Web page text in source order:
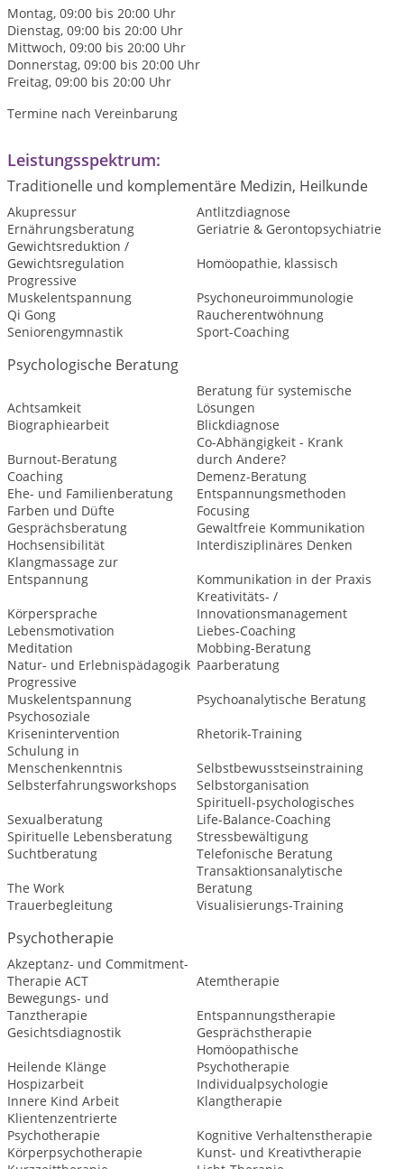
Montag, 09:00 bis 20:00 Uhr
Dienstag, 09:00 bis 20:00 Uhr
Mittwoch, 09:00 bis 20:00 Uhr
Donnerstag, 09:00 bis 20:00 Uhr
Freitag, 09:00 bis 20:00 Uhr
Termine nach Vereinbarung
Leistungsspektrum:
Traditionelle und komplementäre Medizin, Heilkunde
Akupressur
Antlitzdiagnose
Ernährungsberatung
Geriatrie & Gerontopsychiatrie
Gewichtsreduktion /
Gewichtsregulation
Homöopathie, klassisch
Progressive
Muskelentspannung
Psychoneuroimmunologie
Qi Gong
Raucherentwöhnung
Seniorengymnastik
Sport-Coaching
Psychologische Beratung
Achtsamkeit
Beratung für systemische
Lösungen
Biographiearbeit
Blickdiagnose
Burnout-Beratung
Co-Abhängigkeit - Krank
durch Andere?
Coaching
Demenz-Beratung
Ehe- und Familienberatung
Entspannungsmethoden
Farben und Düfte
Focusing
Gesprächsberatung
Gewaltfreie Kommunikation
Hochsensibilität
Interdisziplinäres Denken
Klangmassage zur
Entspannung
Kommunikation in der Praxis
Körpersprache
Kreativitäts- /
Innovationsmanagement
Lebensmotivation
Liebes-Coaching
Meditation
Mobbing-Beratung
Natur- und Erlebnispädagogik Paarberatung
Progressive
Muskelentspannung
Psychoanalytische Beratung
Psychosoziale
Krisenintervention
Rhetorik-Training
Schulung in
Menschenkenntnis
Selbstbewusstseinstraining
Selbsterfahrungsworkshops
Selbstorganisation
Sexualberatung
Spirituell-psychologisches
Life-Balance-Coaching
Spirituelle Lebensberatung
Stressbewältigung
Suchtberatung
Telefonische Beratung
The Work
Transaktionsanalytische
Beratung
Trauerbegleitung
Visualisierungs-Training
Psychotherapie
Akzeptanz- und Commitment-
Therapie ACT
Atemtherapie
Bewegungs- und
Tanztherapie
Entspannungstherapie
Gesichtsdiagnostik
Gesprächstherapie
Heilende Klänge
Homöopathische
Psychotherapie
Hospizarbeit
Individualpsychologie
Innere Kind Arbeit
Klangtherapie
Klientenzentrierte
Psychotherapie
Kognitive Verhaltenstherapie
Körperpsychotherapie
Kunst- und Kreativtherapie